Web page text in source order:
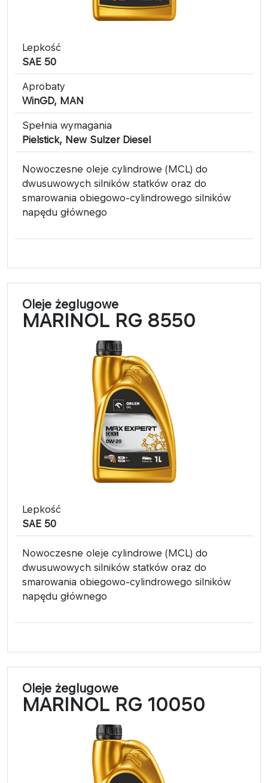
Lepkość
SAE 50
Aprobaty
WinGD, MAN
Spełnia wymagania
Pielstick, New Sulzer Diesel
Nowoczesne oleje cylindrowe (MCL) do
dwusuwowych silników statków oraz do
smarowania obiegowo-cylindrowego silników
napędu głównego
Oleje żeglugowe
MARINOL RG 8550
Lepkość
SAE 50
Nowoczesne oleje cylindrowe (MCL) do
dwusuwowych silników statków oraz do
smarowania obiegowo-cylindrowego silników
napędu głównego
Oleje żeglugowe
MARINOL RG 10050